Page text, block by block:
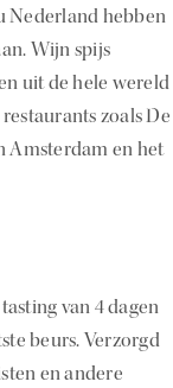
Nederland hebben
Wijn spijs
uit de hele wereld
zoals De
Amsterdam en het
van 4 dagen
beurs. Verzorgd
en andere